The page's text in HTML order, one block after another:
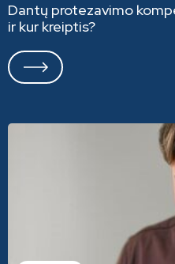
Dantų protezavimo
ir kur kreiptis?